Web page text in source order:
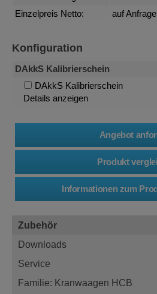
Einzelpreis Netto:
auf Anfrage
Konfiguration
DAkkS Kalibrierschein
DAkkS Kalibrierschein
Details anzeigen
Zubehör
Downloads
Service
Familie: Kranwaagen HCB